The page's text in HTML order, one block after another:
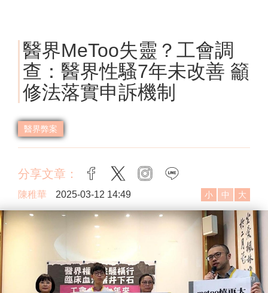
醫界MeToo失靈？工會調
查：醫界性騷7年未改善 籲
修法落實申訴機制
醫界弊案
分享文章： facebook
twitter instagram
陳稚華 2025-03-12 14:49 小 中 大